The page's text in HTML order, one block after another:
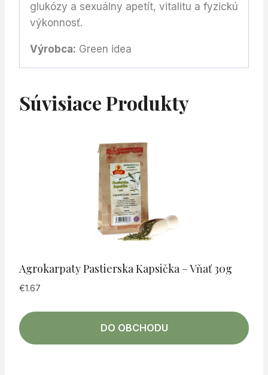
glukózy a sexuálny apetít, vitalitu a fyzickú
výkonnosť.
Výrobca: Green idea
Súvisiace Produkty
Agrokarpaty Pastierska Kapsička – Vňať 30g
€1.67
DO OBCHODU